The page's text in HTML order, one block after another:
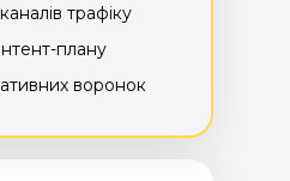
трафіку
воронок
плану